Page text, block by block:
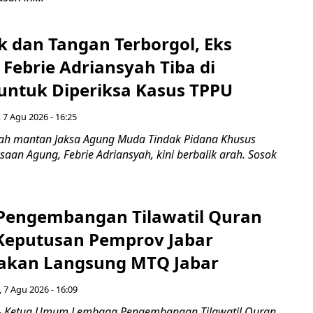
dan Tangan Terborgol, Eks
Adriansyah Tiba di
Diperiksa Kasus TPPU
Agu 2026 - 16:25
mantan Jaksa Agung Muda Tindak Pidana Khusus
Agung, Febrie Adriansyah, kini berbalik arah. Sosok
Tilawatil Quran
Pemprov Jabar
Langsung MTQ Jabar
7 Agu 2026 - 16:09